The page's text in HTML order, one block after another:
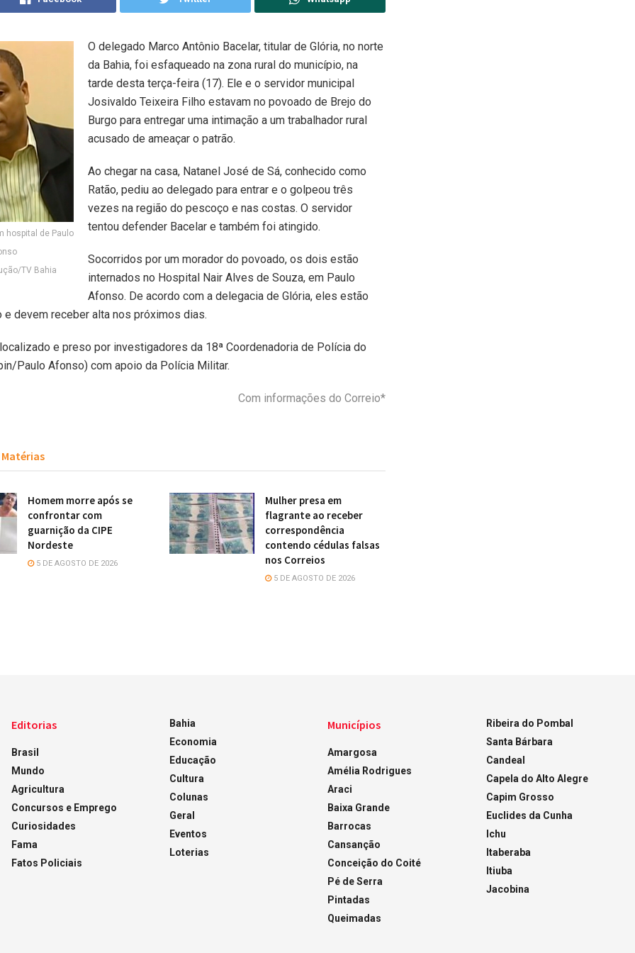
hospital de Paulo
TV Bahia
O delegado Marco Antônio Bacelar, titular de Glória, no norte
da Bahia, foi esfaqueado na zona rural do município, na
tarde desta terça-feira (17). Ele e o servidor municipal
Josivaldo Teixeira Filho estavam no povoado de Brejo do
Burgo para entregar uma intimação a um trabalhador rural
acusado de ameaçar o patrão.
Ao chegar na casa, Natanel José de Sá, conhecido como
Ratão, pediu ao delegado para entrar e o golpeou três
vezes na região do pescoço e nas costas. O servidor
tentou defender Bacelar e também foi atingido.
Socorridos por um morador do povoado, os dois estão
internados no Hospital Nair Alves de Souza, em Paulo
Afonso. De acordo com a delegacia de Glória, eles estão
e devem receber alta nos próximos dias.
e preso por investigadores da 18ª Coordenadoria de Polícia do
Paulo Afonso) com apoio da Polícia Militar.
Com informações do Correio*
Matérias
Homem morre após se
confrontar com
guarnição da CIPE
Nordeste
5 DE AGOSTO DE 2026
Mulher presa em
flagrante ao receber
correspondência
contendo cédulas falsas
nos Correios
5 DE AGOSTO DE 2026
Editorias
Brasil
Mundo
Agricultura
Concursos e Emprego
Curiosidades
Fama
Fatos Policiais
Bahia
Economia
Educação
Cultura
Colunas
Geral
Eventos
Loterias
Municípios
Amargosa
Amélia Rodrigues
Araci
Baixa Grande
Barrocas
Cansanção
Conceição do Coité
Pé de Serra
Pintadas
Queimadas
Ribeira do Pombal
Santa Bárbara
Candeal
Capela do Alto Alegre
Capim Grosso
Euclides da Cunha
Ichu
Itaberaba
Itiuba
Jacobina